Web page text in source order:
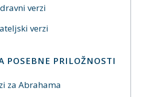
verzi
verzi
POSEBNE PRILOŽNOSTI
za Abrahama